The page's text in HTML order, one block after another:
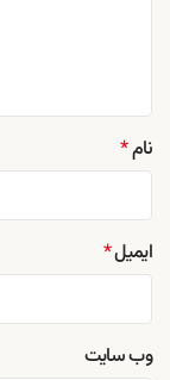
نام*
ایمیل*
وب‌ سایت